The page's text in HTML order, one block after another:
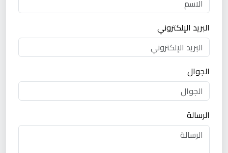
البريد الإلكتروني
الجوال
الرسالة